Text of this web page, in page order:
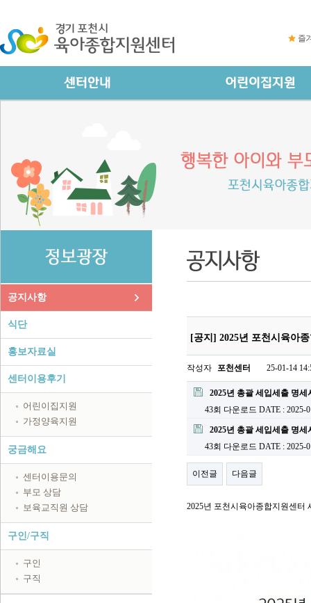
즐
공지사항
식단
홍보자료실
센터이용후기
어린이집지원
가정양육지원
궁금해요
센터이용문의
부모 상담
보육교직원 상담
구인/구직
구인
구직
[공지] 2025년 포천시육아
작성자 포천센터 25-01-14
2025년 총괄 세입세출 명세
43회 다운로드 DATE : 2025-
2025년 총괄 세입세출 명세
43회 다운로드 DATE : 2025-
이전글 다음글
2025년 포천시육아종합지원센터